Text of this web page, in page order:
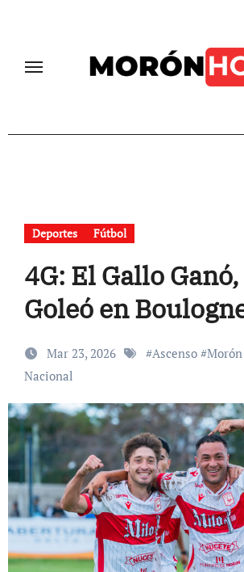
Deportes Fútbol
4G: El Gallo
Goleó en
Mar 23, 2026 #Ascenso#Morón
Nacional